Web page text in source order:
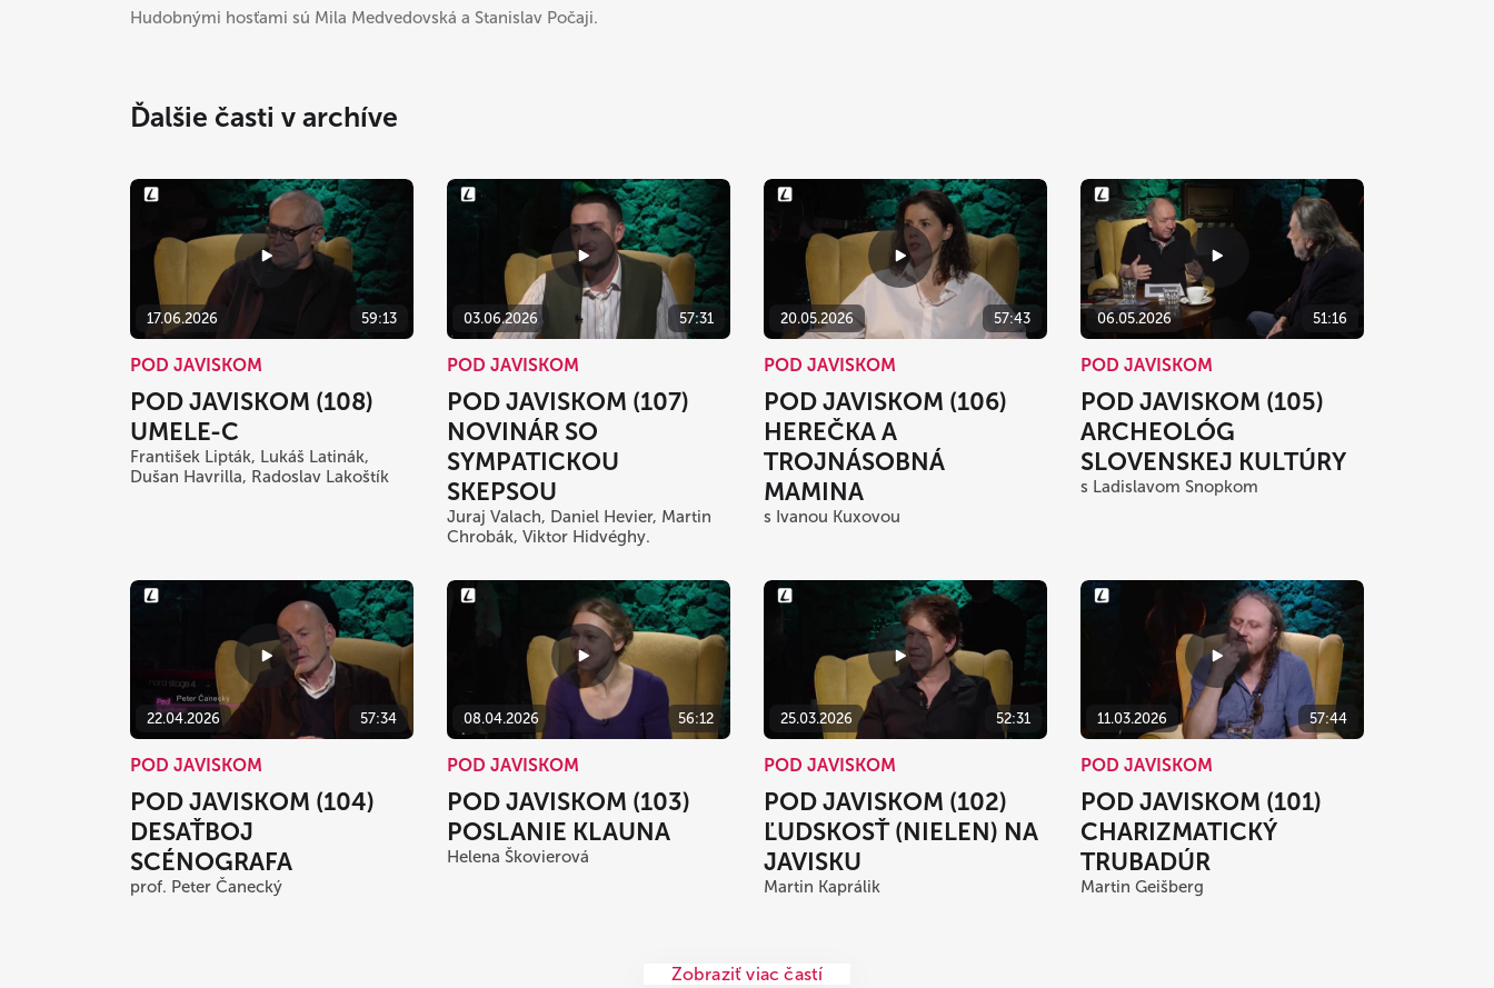
Hudobnými hosťami sú Mila Medvedovská a Stanislav Počaji.
Ďalšie časti v archíve
17.06.2026 59:13
POD JAVISKOM
POD JAVISKOM (108)
UMELE-C
František Lipták, Lukáš Latinák,
Dušan Havrilla, Radoslav Lakoštík
03.06.2026 57:31
POD JAVISKOM
POD JAVISKOM (107)
NOVINÁR SO
SYMPATICKOU
SKEPSOU
Juraj Valach, Daniel Hevier, Martin
Chrobák, Viktor Hidvéghy.
20.05.2026 57:43
POD JAVISKOM
POD JAVISKOM (106)
HEREČKA A
TROJNÁSOBNÁ
MAMINA
s Ivanou Kuxovou
06.05.2026 51:16
POD JAVISKOM
POD JAVISKOM (105)
ARCHEOLÓG
SLOVENSKEJ KULTÚRY
s Ladislavom Snopkom
22.04.2026 57:34
POD JAVISKOM
POD JAVISKOM (104)
DESAŤBOJ
SCÉNOGRAFA
prof. Peter Čanecký
08.04.2026 56:12
POD JAVISKOM
POD JAVISKOM (103)
POSLANIE KLAUNA
Helena Škovierová
25.03.2026 52:31
POD JAVISKOM
POD JAVISKOM (102)
ĽUDSKOSŤ (NIELEN) NA
JAVISKU
Martin Kaprálik
11.03.2026 57:44
POD JAVISKOM
POD JAVISKOM (101)
CHARIZMATICKÝ
TRUBADÚR
Martin Geišberg
Zobraziť viac častí